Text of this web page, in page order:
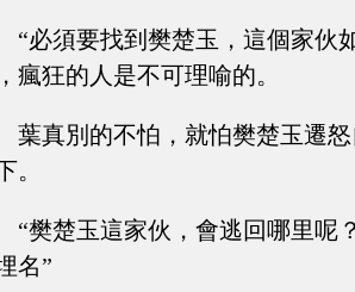
“必須要找到樊楚玉，這個家伙
瘋狂的人是不可理喻的。
葉真別的不怕，就怕樊楚玉遷
。
“樊楚玉這家伙，會逃回哪里呢
名”